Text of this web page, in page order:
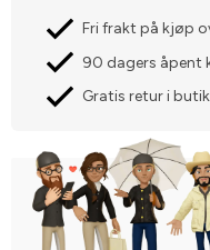
Fri frakt på kjøp
90 dagers åpent
Gratis retur i